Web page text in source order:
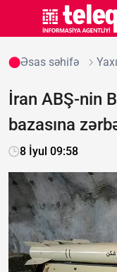
Əsas səhifə
İran ABŞ-nin
bazasına
8 İyul 09:58